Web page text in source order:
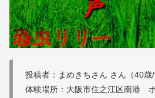
投稿者：まめきちさん さん（40歳/
体験場所：大阪市住之江区南港